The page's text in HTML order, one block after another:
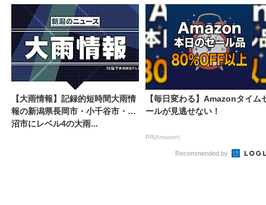
【大雨情報】記録的短時間大雨情
報の新潟県長岡市・小千谷市・魚
沼市にレベル4の大雨...
【毎日変わる】Amazonタイム
ールが見逃せない！
PR(Amazon)
Recommended by